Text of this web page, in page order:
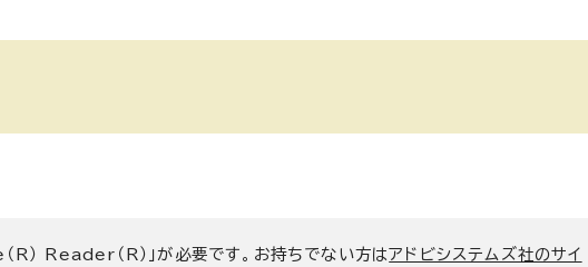
R） Reader（R）」が必要です。お持ちでない方はアドビシステムズ社のサイ